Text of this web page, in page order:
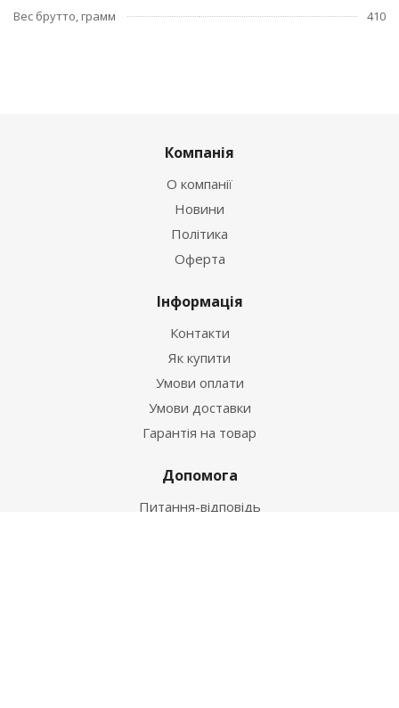
Вес брутто, грамм
410
Компанія
О компанії
Новини
Політика
Оферта
Інформація
Контакти
Як купити
Умови оплати
Умови доставки
Гарантія на товар
Допомога
Питання-відповідь